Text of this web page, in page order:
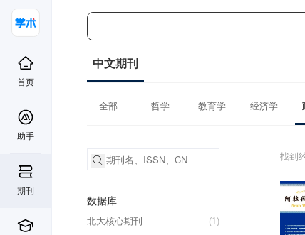
首页
助手
期刊
中文期刊
全部 哲学 教育学 经济学
数据库
(1)
北大核心期刊
找到